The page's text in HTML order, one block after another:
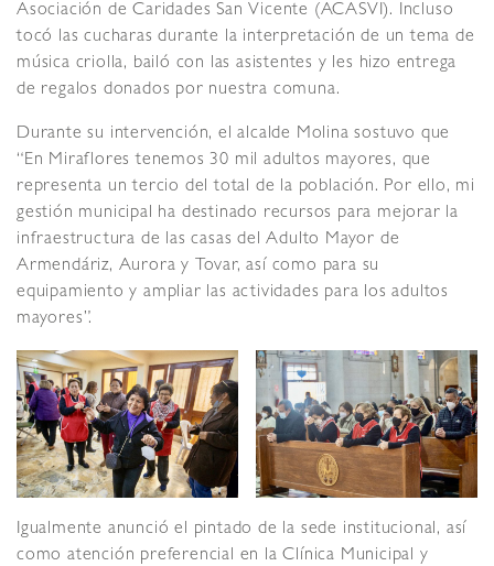
Asociación de Caridades San Vicente (ACASVI). Incluso
tocó las cucharas durante la interpretación de un tema de
música criolla, bailó con las asistentes y les hizo entrega
de regalos donados por nuestra comuna.
Durante su intervención, el alcalde Molina sostuvo que
“En Miraflores tenemos 30 mil adultos mayores, que
representa un tercio del total de la población. Por ello, mi
gestión municipal ha destinado recursos para mejorar la
infraestructura de las casas del Adulto Mayor de
Armendáriz, Aurora y Tovar, así como para su
equipamiento y ampliar las actividades para los adultos
mayores”.
Igualmente anunció el pintado de la sede institucional, así
como atención preferencial en la Clínica Municipal y